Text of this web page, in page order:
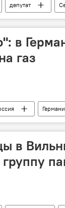
депутат
COVID-19
в
газ
в